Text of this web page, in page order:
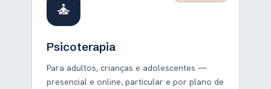
self_improvement
Psicoterapia
Para adultos, crianças e adolescentes —
presencial e online, particular e por plano de